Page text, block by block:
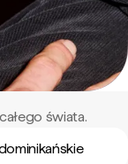
świata.